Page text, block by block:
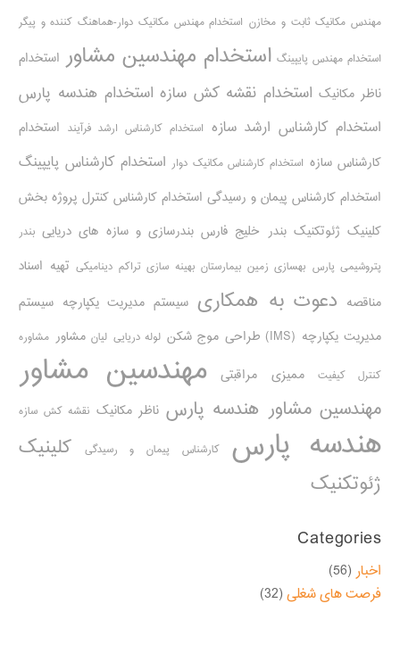
مهندس مکانیک ثابت و مخازن استخدام مهندس مکانیک دوار-هماهنگ کننده و پیگر
استخدام مهندس پایپینگ استخدام مهندسین مشاور استخدام
ناظر مکانیک استخدام نقشه کش سازه استخدام هندسه پارس
استخدام کارشناس ارشد سازه استخدام کارشناس ارشد فرآیند استخدام
کارشناس سازه استخدام کارشناس مکانیک دوار استخدام کارشناس پایپینگ
استخدام کارشناس پیمان و رسیدگی استخدام کارشناس کنترل پروژه بخش
کلینیک ژئوتکنیک بندر خلیج فارس بندرسازی و سازه های دریایی بندر
پتروشیمی پارس بهسازی زمین بیمارستان بهینه سازی تراکم دینامیکی تهیه اسناد
مناقصه دعوت به همکاری سیستم مدیریت یکپارچه سیستم
مدیریت یکپارچه (IMS)
طراحی موج شکن لوله دریایی لیان مشاور مشاوره
کنترل کیفیت ممیزی مراقبتی مهندسین مشاور
مهندسین مشاور هندسه پارس ناظر مکانیک نقشه کش سازه
هندسه پارس کارشناس پیمان و رسیدگی
کلینیک
ژئوتکنیک
Categories
اخبار (56)
فرصت های شغلی (32)